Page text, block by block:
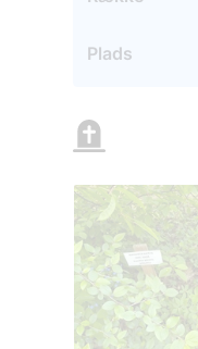
Plads